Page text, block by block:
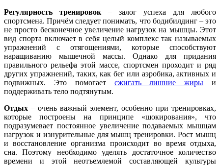
Регулярность тренировок – залог успеха для любого
спортсмена. Причём следует понимать, что бодибилдинг – это
не просто бесконечное увеличение нагрузок на мышцы. Этот
вид спорта включает в себя целый комплекс так называемых
упражнений с отягощениями, которые способствуют
наращиванию мышечной массы. Однако для придания
правильного рельефа этой массе, спортсмен проходит и ряд
других упражнений, таких, как бег или аэробика, активных и
подвижных. Это помогает сжигать лишние жиры и
поддерживать тело подтянутым.
Отдых – очень важный элемент, особенно при тренировках,
которые построены на принципе «шокирования», что
подразумевает постоянное увеличение подаваемых мышцам
нагрузок и изнурительные для мышц тренировки. Рост мышц
и восстановление организма происходит во время отдыха,
сна. Поэтому необходимо уделять достаточное количество
времени и этой неотъемлемой составляющей культуры